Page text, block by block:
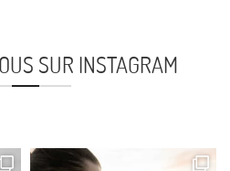
SUR INSTAGRAM